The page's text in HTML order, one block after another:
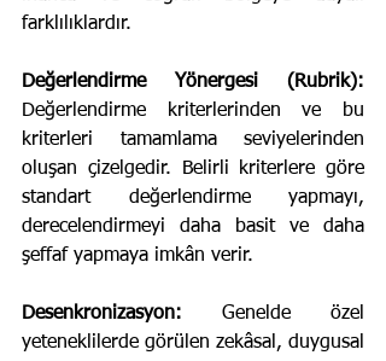
farklılıklardır.
Değerlendirme Yönergesi (Rubrik):
Değerlendirme kriterlerinden ve bu
kriterleri tamamlama seviyelerinden
oluşan çizelgedir. Belirli kriterlere göre
standart değerlendirme yapmayı,
derecelendirmeyi daha basit ve daha
şeffaf yapmaya imkân verir.
Desenkronizasyon: Genelde özel
yeteneklilerde görülen zekâsal, duygusal